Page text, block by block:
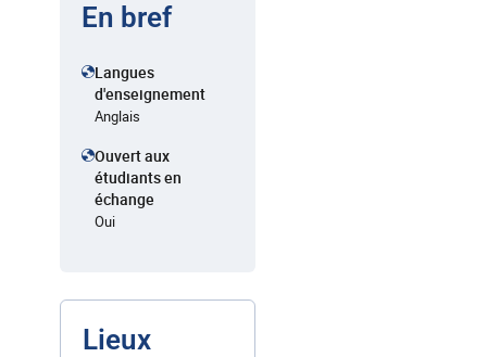
En bref
Langues
d'enseignement
Anglais
Ouvert aux
étudiants en
échange
Oui
Lieux